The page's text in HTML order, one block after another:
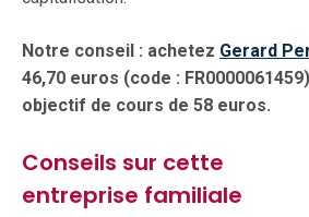
Notre conseil : achetez Gerard
46,70 euros (code :
objectif de cours de 58 euros.
Conseils sur cette
entreprise familiale